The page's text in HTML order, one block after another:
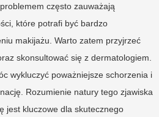
często zauważają
które potrafi być bardzo
makijażu. Warto zatem przyjrzeć
skonsultować się z dermatologiem.
wykluczyć poważniejsze schorzenia i
Rozumienie natury tego zjawiska
jest kluczowe dla skutecznego